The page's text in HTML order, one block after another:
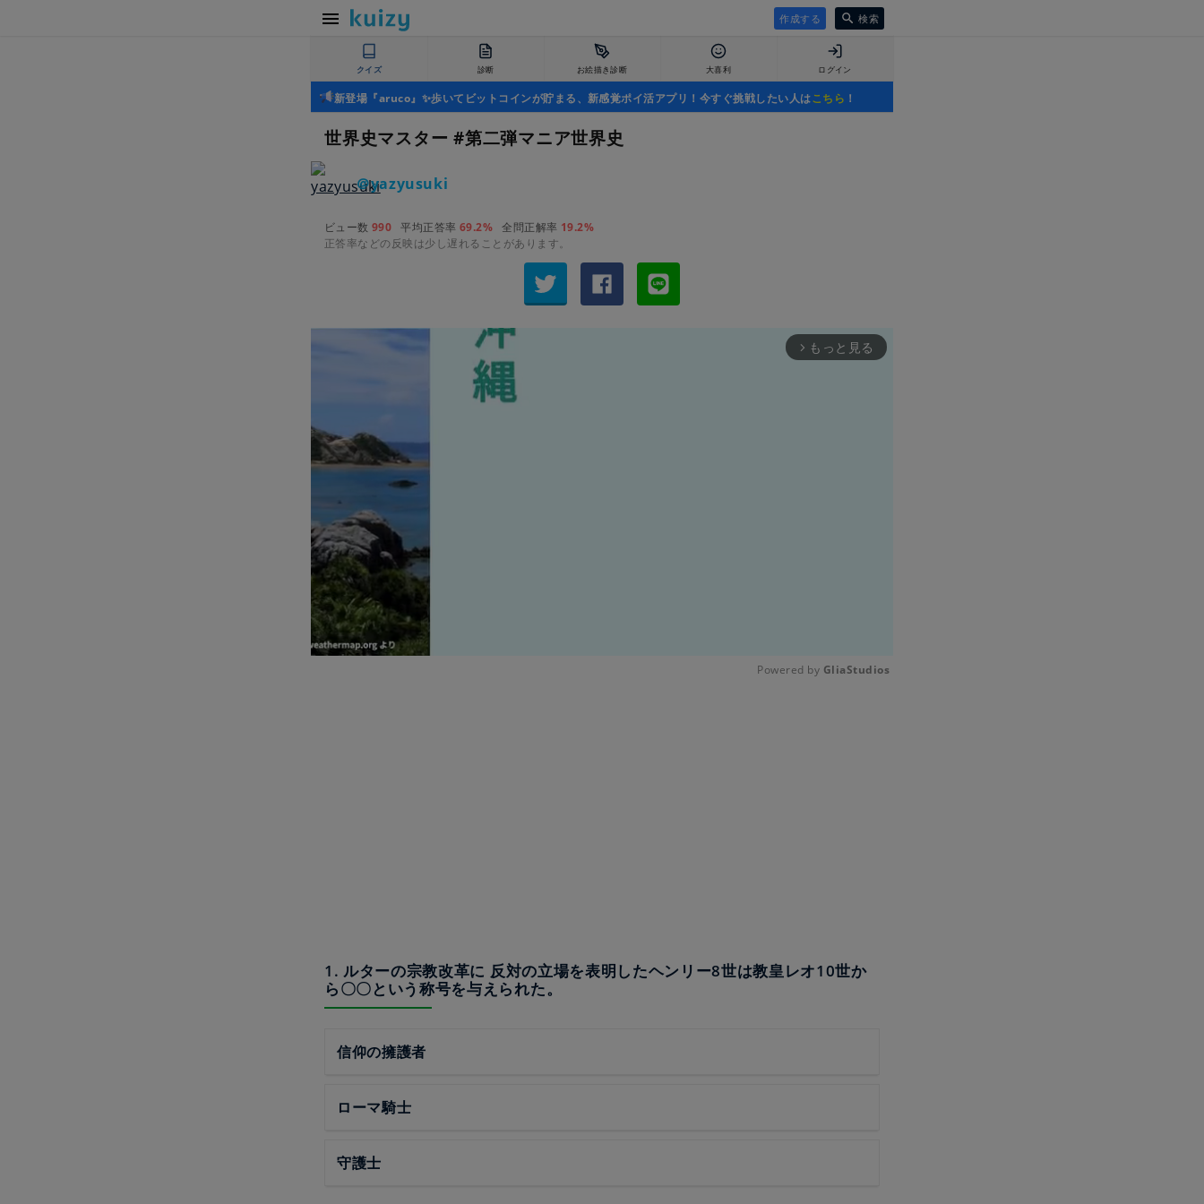
作成する 検索
クイズ 診断 お絵描き診断 大喜利 ログイン
新登場『aruco』✨歩いてビットコインが貯まる、新感覚ポイ活アプリ！今すぐ挑戦したい人はこちら ！
世界史マスター #第二弾マニア世界史
＠yazyusuki
ビュー数 990 平均正答率 69.2% 全問正解率 19.2%
正答率などの反映は少し遅れることがあります。
arrow_forward_ios もっと見る
Powered by GliaStudios
1. ルターの宗教改革に 反対の立場を表明したヘンリー8世は教皇レオ10世か
ら〇〇という称号を与えられた。
信仰の擁護者
ローマ騎士
守護士